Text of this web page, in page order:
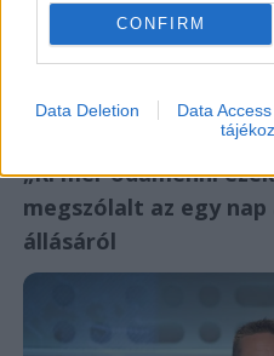
CONFIRM
Data Deletion Data Access
A magyar víziközmű-hálózat
kritikus állapotban van, a
pedig exponenciálisan nő.
2026. augusztus 7.
„Ki mer odamenni
megszólalt az egy
állásáról